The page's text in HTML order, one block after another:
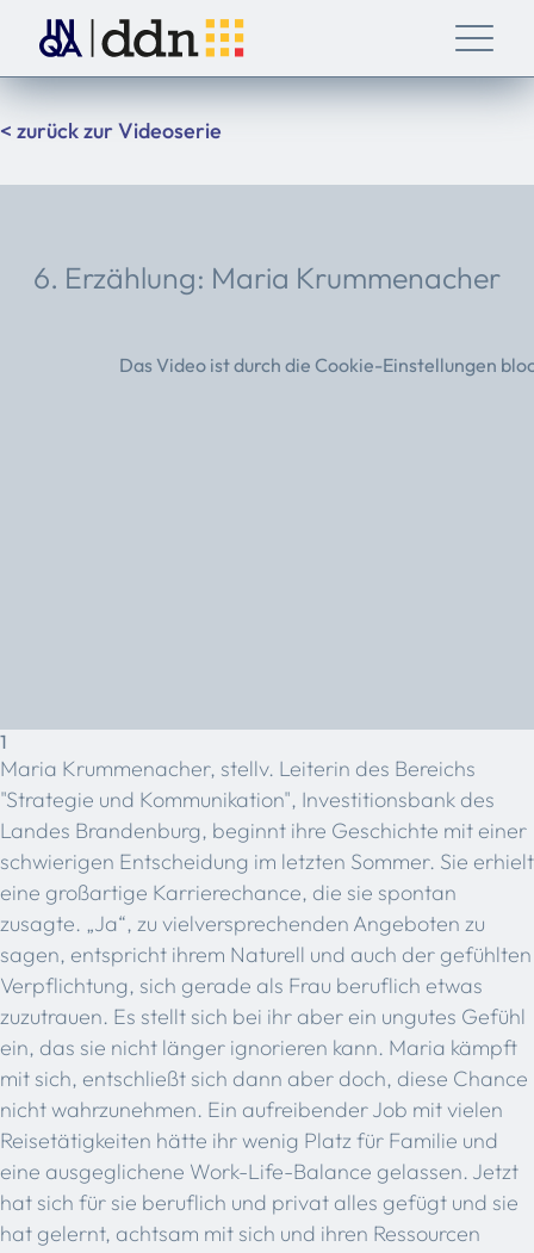
< zurück zur Videoserie
6. Erzählung: Maria Krummenacher
Das Video ist durch die Cookie-Einstellungen
1
Maria Krummenacher, stellv. Leiterin des Bereichs
"Strategie und Kommunikation", Investitionsbank des
Landes Brandenburg, beginnt ihre Geschichte mit einer
schwierigen Entscheidung im letzten Sommer. Sie erhielt
eine großartige Karrierechance, die sie spontan
zusagte. „Ja“, zu vielversprechenden Angeboten zu
sagen, entspricht ihrem Naturell und auch der gefühlten
Verpflichtung, sich gerade als Frau beruflich etwas
zuzutrauen. Es stellt sich bei ihr aber ein ungutes Gefühl
ein, das sie nicht länger ignorieren kann. Maria kämpft
mit sich, entschließt sich dann aber doch, diese Chance
nicht wahrzunehmen. Ein aufreibender Job mit vielen
Reisetätigkeiten hätte ihr wenig Platz für Familie und
eine ausgeglichene Work-Life-Balance gelassen. Jetzt
hat sich für sie beruflich und privat alles gefügt und sie
hat gelernt, achtsam mit sich und ihren Ressourcen